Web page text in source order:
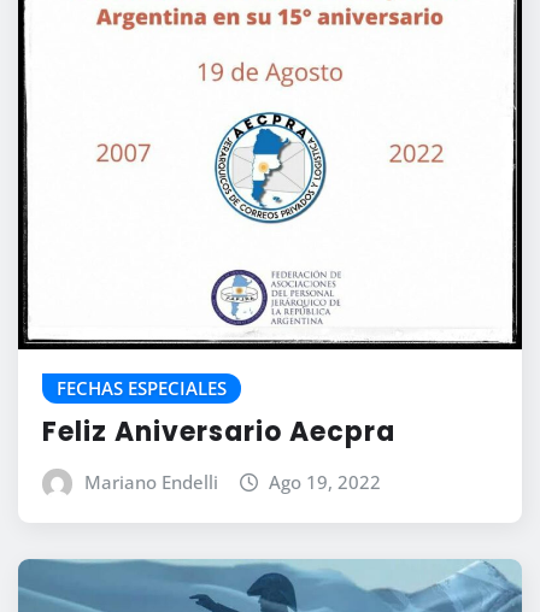
FECHAS ESPECIALES
Feliz Aniversario Aecpra
Mariano Endelli Ago 19, 2022